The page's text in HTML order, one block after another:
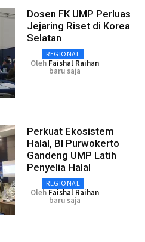
Dosen FK UMP Perluas
Jejaring Riset di Korea
Selatan
REGIONAL
Oleh Faishal Raihan
baru saja
Perkuat Ekosistem
Halal, BI Purwokerto
Gandeng UMP Latih
Penyelia Halal
REGIONAL
Oleh Faishal Raihan
baru saja